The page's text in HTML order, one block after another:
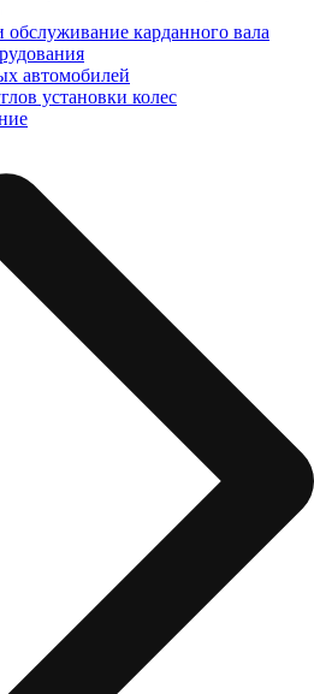
обслуживание карданного вала
автомобилей
установки колес